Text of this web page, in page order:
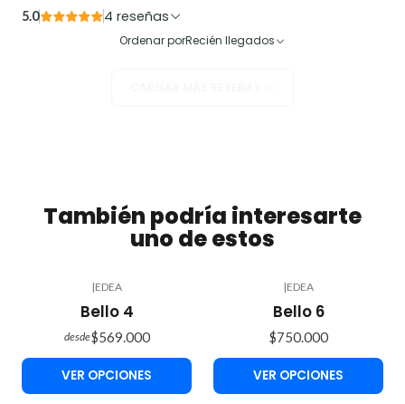
5.0 4 reseñas
Ordenar porRecién llegados
También podría interesarte
uno de estos
|EDEA
Bello 4
desde$569.000
VER OPCIONES
|EDEA
Bello 6
$750.000
VER OPCIONES